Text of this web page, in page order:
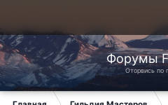
Форумы
Оторвись по